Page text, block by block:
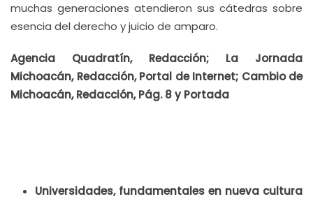
muchas generaciones atendieron sus cátedras sobre
esencia del derecho y juicio de amparo.
Agencia Quadratín, Redacción; La Jornada
Michoacán, Redacción, Portal de Internet; Cambio de
Michoacán, Redacción, Pág. 8 y Portada
Universidades, fundamentales en nueva cultura